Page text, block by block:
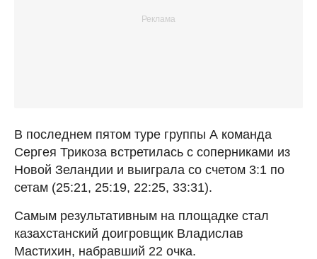
В последнем пятом туре группы А команда
Сергея Трикоза встретилась с соперниками из
Новой Зеландии и выиграла со счетом 3:1 по
сетам (25:21, 25:19, 22:25, 33:31).
Самым результативным на площадке стал
казахстанский доигровщик Владислав
Мастихин, набравший 22 очка.